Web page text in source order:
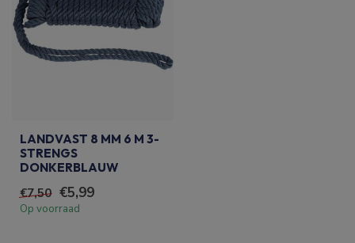
LANDVAST 8 MM 6 M 3-
STRENGS
DONKERBLAUW
€7,50 €5,99
Op voorraad